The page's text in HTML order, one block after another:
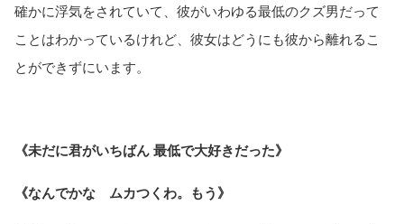
確かに浮気をされていて、彼がいわゆる最低のクズ男だって
ことはわかっているけれど、彼女はどうにも彼から離れるこ
とができずにいます。
《未だに君がいちばん 最低で大好きだった》
《なんでかな ムカつくわ。もう》